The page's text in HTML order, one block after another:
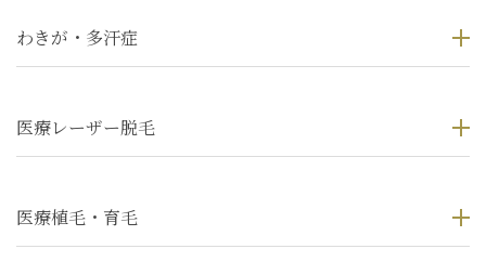
わきが・多汗症
医療レーザー脱毛
医療植毛・育毛